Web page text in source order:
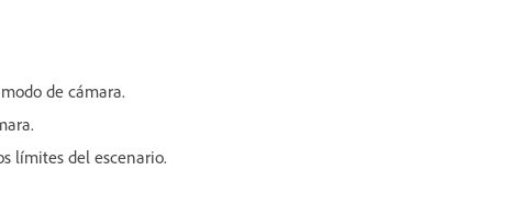
de cámara.
límites del escenario.